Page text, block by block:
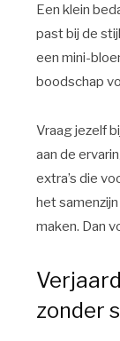
Een klein
past bij de
een mini-
boodschap
Vraag jezelf
aan de
extra’s die
het
maken. Dan
zonder